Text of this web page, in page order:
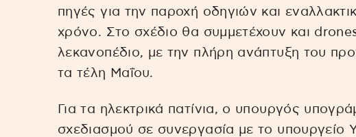
πηγές για την παροχή οδηγιών και
χρόνο. Στο σχέδιο θα συμμετέχουν και
λεκανοπέδιο, με την πλήρη ανάπτυξη του
τα τέλη Μαΐου.
Για τα ηλεκτρικά πατίνια, ο υπουργός
σχεδιασμού σε συνεργασία με το